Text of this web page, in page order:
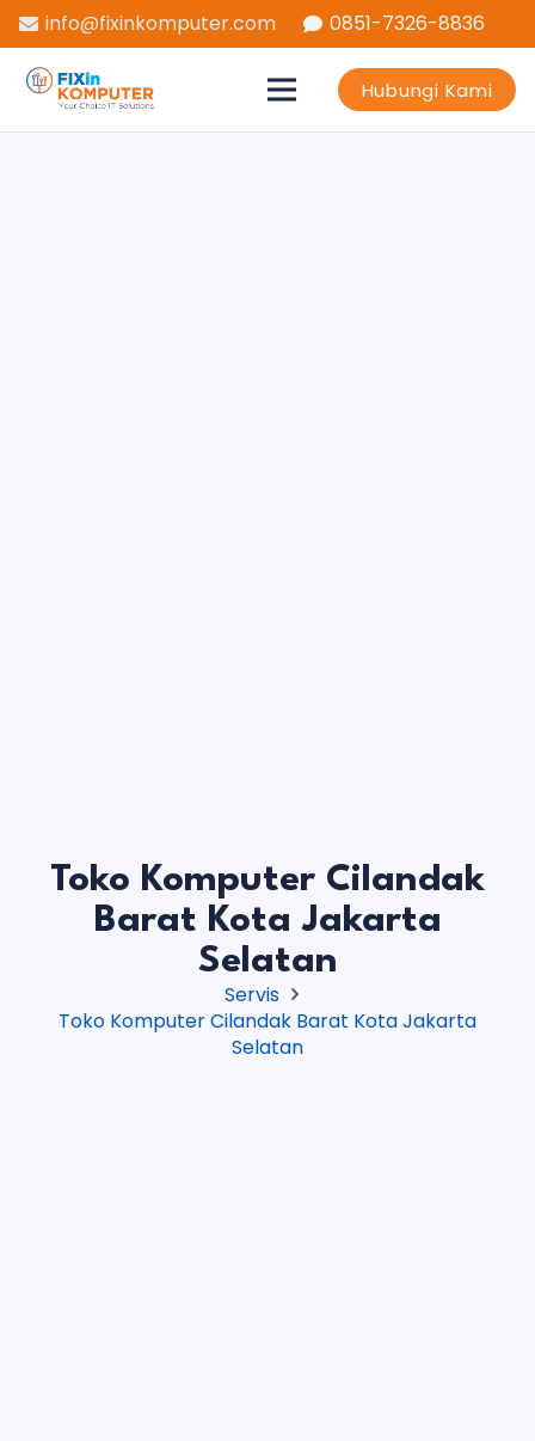
info@fixinkomputer.com 0851-7326-8836
Hubungi Kami
Toko Komputer Cilandak
Barat Kota Jakarta
Selatan
Servis
Toko Komputer Cilandak Barat Kota Jakarta
Selatan